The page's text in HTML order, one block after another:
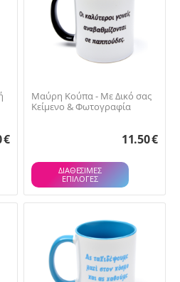
€
Μαύρη Κούπα - Με Δικό σας
Κείμενο & Φωτογραφία
11.50€
ΔΙΑΘΕΣΙΜΕΣ
ΕΠΙΛΟΓΈΣ